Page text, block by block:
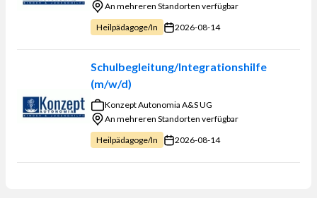
An mehreren Standorten verfügbar
Heilpädagoge/in
2026-08-14
Schulbegleitung/Integrationshilfe
(m/w/d)
Konzept Autonomia A&S UG
An mehreren Standorten verfügbar
Heilpädagoge/in
2026-08-14